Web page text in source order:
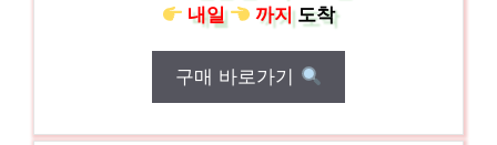
내일
까지도착
구매 바로가기